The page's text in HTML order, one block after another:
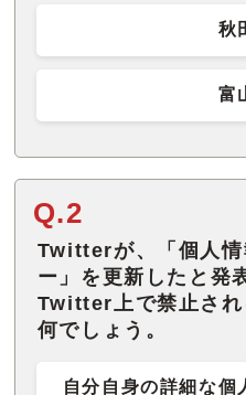
秋
富
Q.2
Twitterが、「個人情
ー」を更新したと発
Twitter上で禁止され
何でしょう。
自分自身の詳細な個